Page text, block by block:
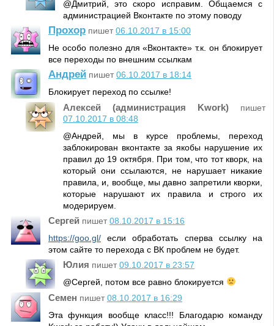
@Дмитрий, это скоро исправим. Общаемся с
администрацией Вконтакте по этому поводу
Прохор пишет 06.10.2017 в 15:00
Не особо полезно для «Вконтакте» т.к. он блокирует
все переходы по внешним ссылкам
Андрей пишет 06.10.2017 в 18:14
Блокирует переход по ссылке!
Алексей (администрация Kwork) пишет
07.10.2017 в 08:48
@Андрей, мы в курсе проблемы, переход
заблокирован вконтакте за якобы нарушение их
правил до 19 октября. При том, что тот кворк, на
который они ссылаются, не нарушает никакие
правила, и, вообще, мы давно запретили кворки,
которые нарушают их правила и строго их
модерируем.
Сергей пишет 08.10.2017 в 15:16
https://goo.gl/ если обработать сперва ссылку на
этом сайте то перехода с ВК проблем не будет.
Юлия пишет 09.10.2017 в 23:57
@Сергей, потом все равно блокируется
Семен пишет 08.10.2017 в 16:29
Эта функция вообще класс!!! Благодарю команду